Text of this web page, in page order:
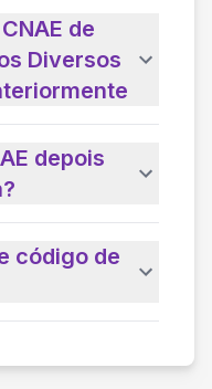
de
Diversos
depois
código de